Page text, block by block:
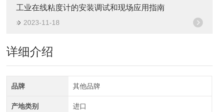
工业在线粘度计的安装调试和现场应用指南
2023-11-18
详细介绍
品牌 其他品牌
产地类别 进口